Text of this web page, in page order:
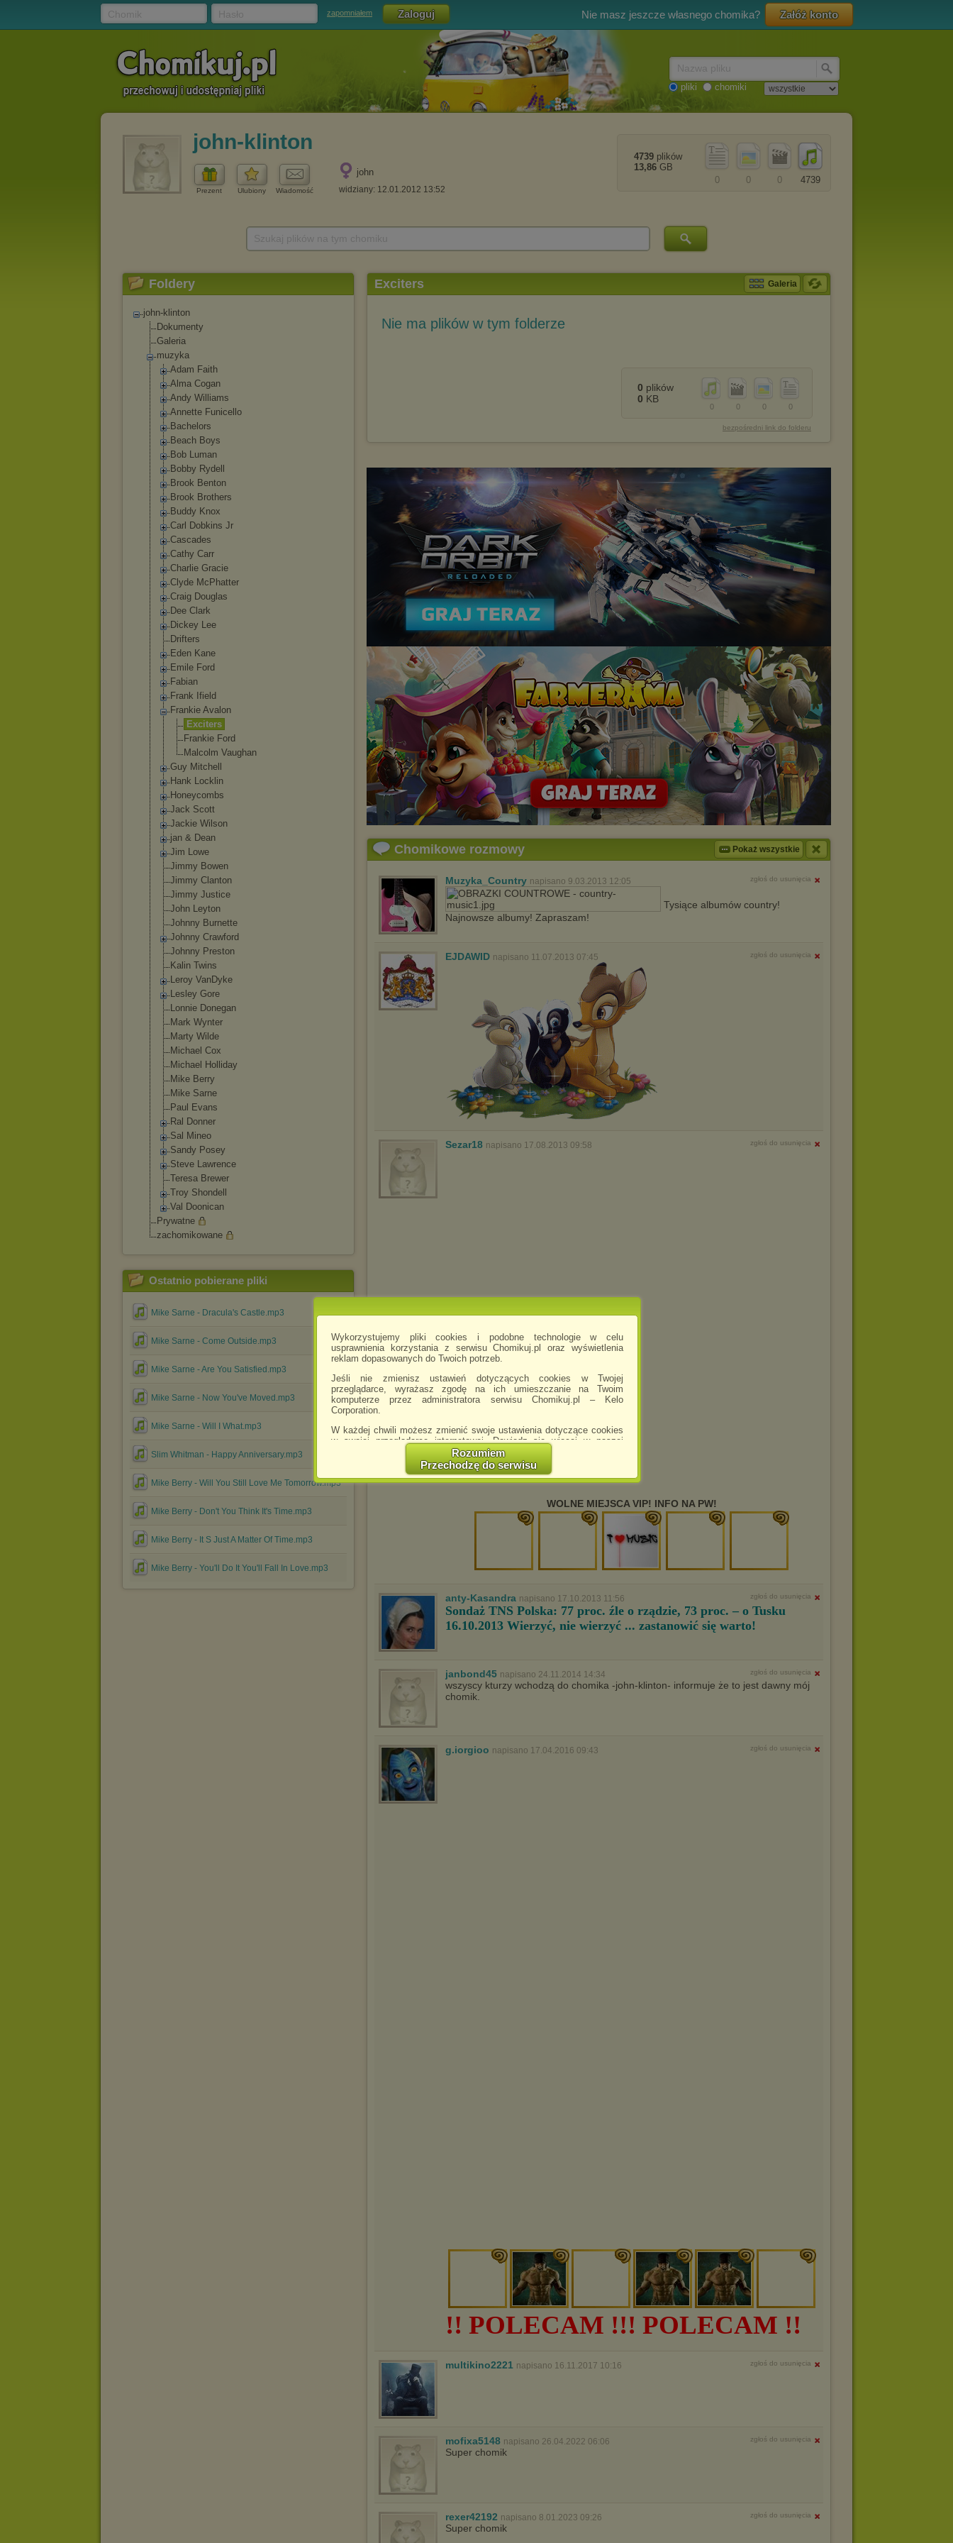
Wykorzystujemy pliki cookies i podobne technologie w celu
usprawnienia korzystania z serwisu Chomikuj.pl oraz wyświetlenia
reklam dopasowanych do Twoich potrzeb.
Jeśli nie zmienisz ustawień dotyczących cookies w Twojej
przeglądarce, wyrażasz zgodę na ich umieszczanie na Twoim
komputerze przez administratora serwisu Chomikuj.pl – Kelo
Corporation.
W każdej chwili możesz zmienić swoje ustawienia dotyczące cookies
w swojej przeglądarce internetowej. Dowiedz się więcej w naszej
http://chomikuj.pl/PolitykaPrywatnosci.aspx
Jednocześnie informujemy że zmiana ustawień przeglądarki może
spowodować ograniczenie korzystania ze strony Chomikuj.pl.
W przypadku braku twojej zgody na akceptację cookies niestety
prosimy o opuszczenie serwisu chomikuj.pl.
Zaufanych Partnerów
(dostosowanie reklam do Twoich potrzeb, analiza skuteczności działań
Wyrażenie sprzeciwu spowoduje, że wyświetlana Ci reklama nie
wyświetlona przypadkowo.
Istnieje możliwość zmiany ustawień przeglądarki internetowej w
sposób uniemożliwiający przechowywanie plików cookies na
urządzeniu końcowym. Można również usunąć pliki cookies,
dokonując odpowiednich zmian w ustawieniach przeglądarki
Pełną informację na ten temat znajdziesz pod adresem
http://chomikuj.pl/PolitykaPrywatnosci.aspx.
Rozumiem
Przechodzę do serwisu
zapomniałem Nie masz jeszcze własnego chomika? Załóż konto
pliki chomiki
john-klinton
Prezent Ulubiony Wiadomość
john
widziany: 12.01.2012 13:52
4739
0
0
0
4739 plików
13,86 GB
Foldery
john-klinton
Dokumenty
Galeria
muzyka
Adam Faith
Alma Cogan
Andy Williams
Annette Funicello
Bachelors
Beach Boys
Bob Luman
Bobby Rydell
Brook Benton
Brook Brothers
Buddy Knox
Carl Dobkins Jr
Cascades
Cathy Carr
Charlie Gracie
Clyde McPhatter
Craig Douglas
Dee Clark
Dickey Lee
Drifters
Eden Kane
Emile Ford
Fabian
Frank Ifield
Frankie Avalon
Exciters
Frankie Ford
Malcolm Vaughan
Guy Mitchell
Hank Locklin
Honeycombs
Jack Scott
Jackie Wilson
jan & Dean
Jim Lowe
Jimmy Bowen
Jimmy Clanton
Jimmy Justice
John Leyton
Johnny Burnette
Johnny Crawford
Johnny Preston
Kalin Twins
Leroy VanDyke
Lesley Gore
Lonnie Donegan
Mark Wynter
Marty Wilde
Michael Cox
Michael Holliday
Mike Berry
Mike Sarne
Paul Evans
Ral Donner
Sal Mineo
Sandy Posey
Steve Lawrence
Teresa Brewer
Troy Shondell
Val Doonican
Prywatne
zachomikowane
Ostatnio pobierane pliki
Mike Sarne - Dracula's Castle.mp3
Mike Sarne - Come Outside.mp3
Mike Sarne - Are You Satisfied.mp3
Mike Sarne - Now You've Moved.mp3
Mike Sarne - Will I What.mp3
Slim Whitman - Happy Anniversary.mp3
Mike Berry - Will You Still Love Me Tomorrow.mp3
Mike Berry - Don't You Think It's Time.mp3
Mike Berry - It S Just A Matter Of Time.mp3
Mike Berry - You'll Do It You'll Fall In Love.mp3
Exciters Galeria
Nie ma plików w tym folderze
0
0
0
0
0 plików
0 KB
bezpośredni link do folderu
Chomikowe rozmowy Pokaż wszystkie
Muzyka_Country napisano 9.03.2013 12:05 zgłoś do usunięcia
Tysiące albumów country!
Najnowsze albumy! Zapraszam!
EJDAWID napisano 11.07.2013 07:45 zgłoś do usunięcia
Sezar18 napisano 17.08.2013 09:58 zgłoś do usunięcia
WOLNE MIEJSCA VIP! INFO NA PW!
anty-Kasandra napisano 17.10.2013 11:56 zgłoś do usunięcia
Sondaż TNS Polska: 77 proc. źle o rządzie, 73 proc. – o Tusku
16.10.2013 Wierzyć, nie wierzyć ... zastanowić się warto!
janbond45 napisano 24.11.2014 14:34 zgłoś do usunięcia
wszyscy kturzy wchodzą do chomika -john-klinton- informuje że to jest dawny mój
chomik.
g.iorgioo napisano 17.04.2016 09:43 zgłoś do usunięcia
!! POLECAM !!! POLECAM !!
multikino2221 napisano 16.11.2017 10:16 zgłoś do usunięcia
mofixa5148 napisano 26.04.2022 06:06 zgłoś do usunięcia
Super chomik
rexer42192 napisano 8.01.2023 09:26 zgłoś do usunięcia
Super chomik